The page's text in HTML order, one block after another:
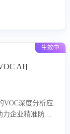
助企业实现降
生效中
AI]
VOC深度分析应
力企业精准防控